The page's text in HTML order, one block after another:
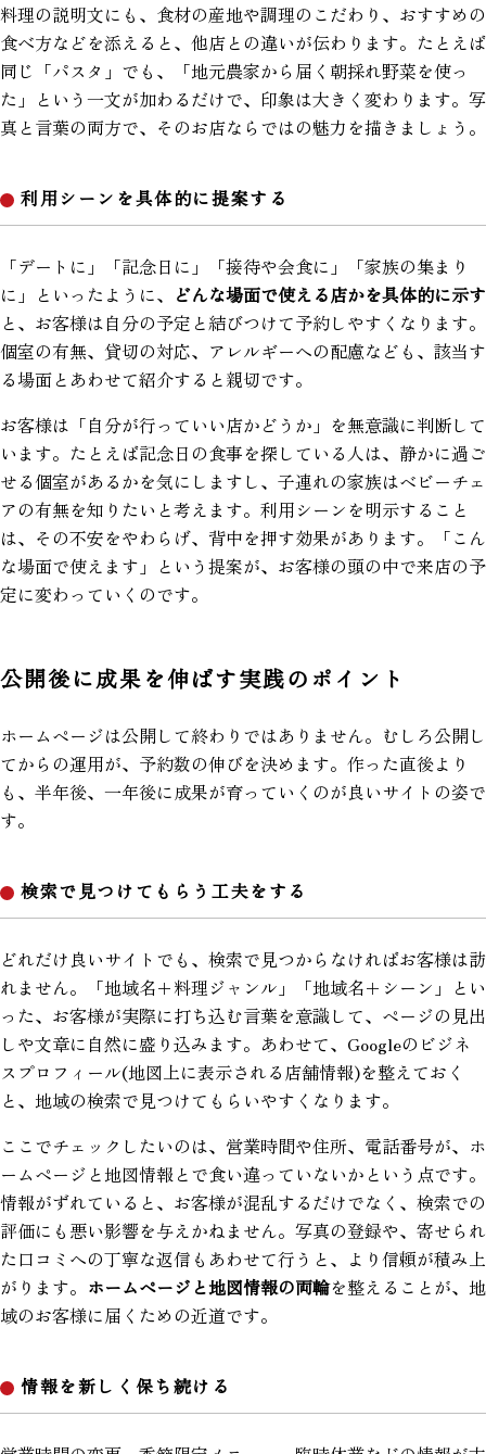
料理の説明文にも、食材の産地や調理のこだわり、おすすめの
食べ方などを添えると、他店との違いが伝わります。たとえば
同じ「パスタ」でも、「地元農家から届く朝採れ野菜を使っ
た」という一文が加わるだけで、印象は大きく変わります。写
真と言葉の両方で、そのお店ならではの魅力を描きましょう。
利用シーンを具体的に提案する
「デートに」「記念日に」「接待や会食に」「家族の集まり
に」といったように、 どんな場面で使える店かを具体的に示す
と、お客様は自分の予定と結びつけて予約しやすくなります。
個室の有無、貸切の対応、アレルギーへの配慮なども、該当す
る場面とあわせて紹介すると親切です。
お客様は「自分が行っていい店かどうか」を無意識に判断して
います。たとえば記念日の食事を探している人は、静かに過ご
せる個室があるかを気にしますし、子連れの家族はベビーチェ
アの有無を知りたいと考えます。利用シーンを明示すること
は、その不安をやわらげ、背中を押す効果があります。「こん
な場面で使えます」という提案が、お客様の頭の中で来店の予
定に変わっていくのです。
公開後に成果を伸ばす実践のポイント
ホームページは公開して終わりではありません。むしろ公開し
てからの運用が、予約数の伸びを決めます。作った直後より
も、半年後、一年後に成果が育っていくのが良いサイトの姿で
す。
検索で見つけてもらう工夫をする
どれだけ良いサイトでも、検索で見つからなければお客様は訪
れません。「地域名＋料理ジャンル」「地域名＋シーン」とい
った、お客様が実際に打ち込む言葉を意識して、ページの見出
しや文章に自然に盛り込みます。あわせて、Googleのビジネ
スプロフィール(地図上に表示される店舗情報)を整えておく
と、地域の検索で見つけてもらいやすくなります。
ここでチェックしたいのは、営業時間や住所、電話番号が、ホ
ームページと地図情報とで食い違っていないかという点です。
情報がずれていると、お客様が混乱するだけでなく、検索での
評価にも悪い影響を与えかねません。写真の登録や、寄せられ
た口コミへの丁寧な返信もあわせて行うと、より信頼が積み上
がります。 ホームページと地図情報の両輪を整えることが、地
域のお客様に届くための近道です。
情報を新しく保ち続ける